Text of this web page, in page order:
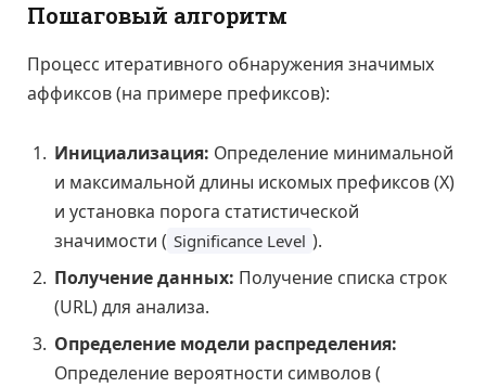
Пошаговый алгоритм
Процесс итеративного обнаружения значимых
аффиксов (на примере префиксов):
Инициализация: Определение минимальной
и максимальной длины искомых префиксов (X)
и установка порога статистической
значимости ( Significance Level ).
Получение данных: Получение списка строк
(URL) для анализа.
Определение модели распределения:
Определение вероятности символов (